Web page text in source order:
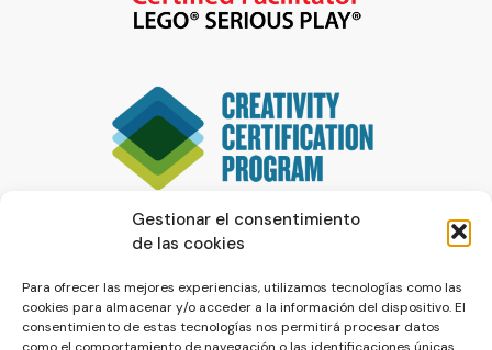
Gestionar el consentimiento
de las cookies
Para ofrecer las mejores experiencias, utilizamos tecnologías como las
cookies para almacenar y/o acceder a la información del dispositivo. El
consentimiento de estas tecnologías nos permitirá procesar datos